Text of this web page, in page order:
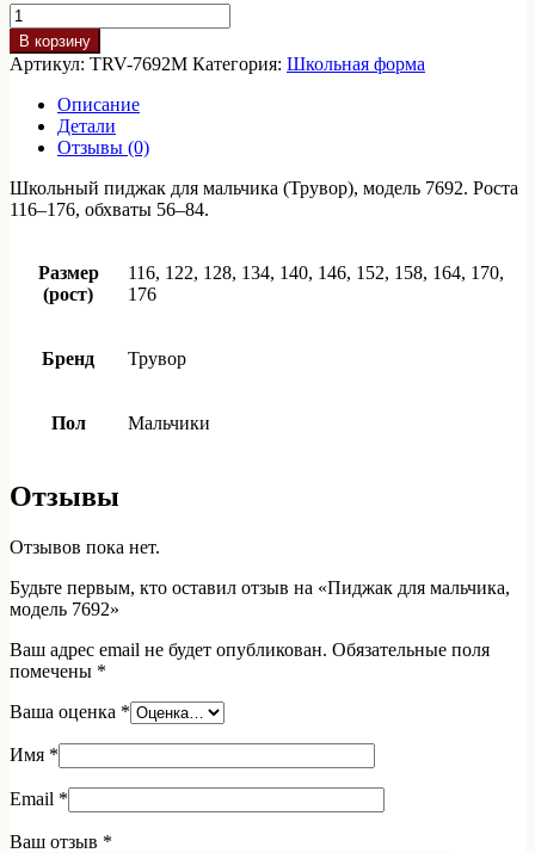
Количество
товара
Пиджак
для
мальчика,
модель
7692
В корзину
Артикул: TRV-7692M Категория: Школьная форма
Описание
Детали
Отзывы (0)
Школьный пиджак для мальчика (Трувор), модель 7692. Роста
116–176, обхваты 56–84.
Размер
(рост)
116, 122, 128, 134, 140, 146, 152, 158, 164, 170,
176
Бренд Трувор
Пол Мальчики
Отзывы
Отзывов пока нет.
Будьте первым, кто оставил отзыв на «Пиджак для мальчика,
модель 7692»
Ваш адрес email не будет опубликован. Обязательные поля
помечены *
Ваша оценка *
Имя *
Email *
Ваш отзыв *